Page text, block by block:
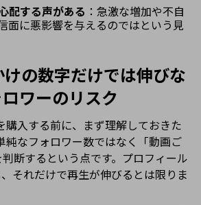
配する声がある ：急激な増加や不自
面に悪影響を与えるのではという見
の数字だけでは伸びな
ワーのリスク
入する前に、まず理解しておきた
なフォロワー数ではなく「動画ご
断するという点です。プロフィール
それだけで再生が伸びるとは限りま